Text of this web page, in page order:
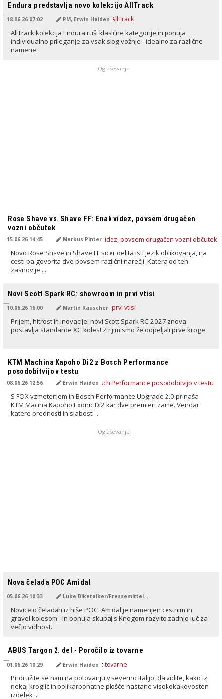
Endura predstavlja novo kolekcijo AllTrack
18.06.26 07:02 PM, Erwin Haiden
AllTrack kolekcija Endura ruši klasične kategorije in ponuja
individualno prileganje za vsak slog vožnje - idealno za različne
namene.
Oglaševanje
Rose Shave vs. Shave FF: Enak videz, povsem drugačen
vozni občutek
15.06.26 14:45 Markus Pinter
Novo Rose Shave in Shave FF sicer delita isti jezik oblikovanja, na
cesti pa govorita dve povsem različni narečji. Katera od teh
zasnov je ...
Novi Scott Spark RC: showroom in prvi vtisi
10.06.26 16:00 Martin Rauscher
Prijem, hitrost in inovacije: novi Scott Spark RC 2027 znova
postavlja standarde XC koles! Z njim smo že odpeljali prve kroge.
KTM Machina Kapoho Di2 z Bosch Performance
posodobitvijo v testu
08.06.26 12:56 Erwin Haiden
S FOX vzmetenjem in Bosch Performance Upgrade 2.0 prinaša
KTM Macina Kapoho Exonic Di2 kar dve premieri zame. Vendar
katere prednosti in slabosti ...
Oglaševanje
Nova čelada POC Amidal
05.06.26 10:33 Luke Biketalker/Pressemitteilung
Novice o čeladah iz hiše POC. Amidal je namenjen cestnim in
gravel kolesom - in ponuja skupaj s Knogom razvito zadnjo luč za
večjo vidnost.
ABUS Targon 2. del - Poročilo iz tovarne
01.06.26 10:29 Erwin Haiden
Pridružite se nam na potovanju v severno Italijo, da vidite, kako iz
nekaj kroglic in polikarbonatne plošče nastane visokokakovosten
izdelek ...